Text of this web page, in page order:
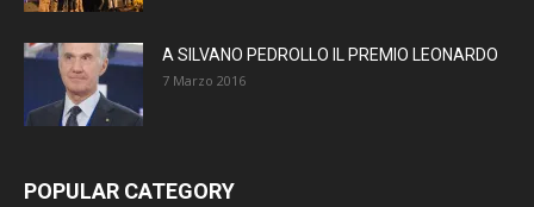
A SILVANO PEDROLLO IL PREMIO LEONARDO
7 Marzo 2016
POPULAR CATEGORY